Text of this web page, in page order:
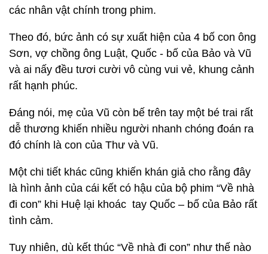
các nhân vật chính trong phim.
Theo đó, bức ảnh có sự xuất hiện của 4 bố con ông
Sơn, vợ chồng ông Luật, Quốc - bố của Bảo và Vũ
và ai nấy đều tươi cười vô cùng vui vẻ, khung cảnh
rất hạnh phúc.
Đáng nói, mẹ của Vũ còn bế trên tay một bé trai rất
dễ thương khiến nhiều người nhanh chóng đoán ra
đó chính là con của Thư và Vũ.
Một chi tiết khác cũng khiến khán giả cho rằng đây
là hình ảnh của cái kết có hậu của bộ phim “Về nhà
đi con” khi Huệ lại khoác tay Quốc – bố của Bảo rất
tình cảm.
Tuy nhiên, dù kết thúc “Về nhà đi con” như thế nào